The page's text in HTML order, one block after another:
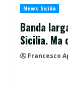
News Sicilia
Banda
Sicilia. Ma
Francesco